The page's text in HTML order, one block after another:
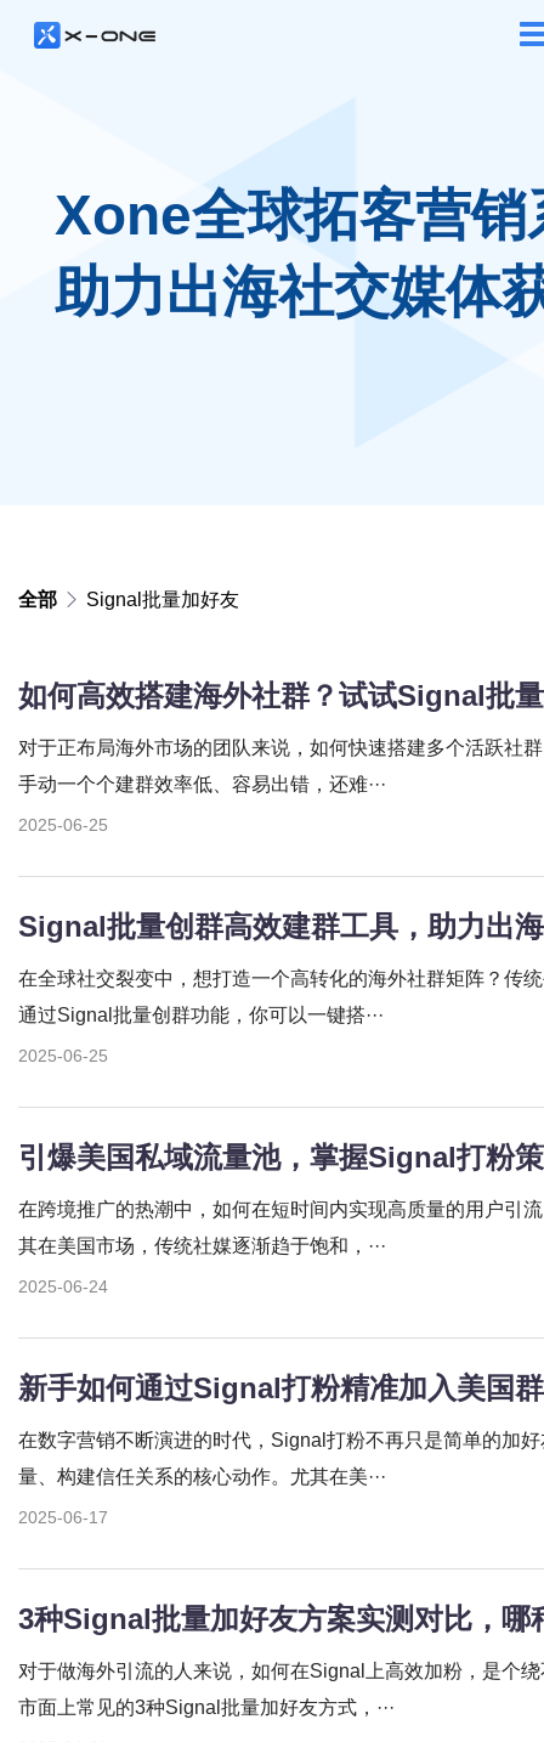
Xone全球拓客营销
助力出海社交媒体
全部 Signal批量加好友
如何高效搭建海外社群？试试Signal批
对于正布局海外市场的团队来说，如何快速搭建多个活跃社
手动一个个建群效率低、容易出错，还难···
2025-06-25
Signal批量创群高效建群工具，助力出
在全球社交裂变中，想打造一个高转化的海外社群矩阵？传
通过Signal批量创群功能，你可以一键搭···
2025-06-25
引爆美国私域流量池，掌握Signal打粉
在跨境推广的热潮中，如何在短时间内实现高质量的用户引
其在美国市场，传统社媒逐渐趋于饱和，···
2025-06-24
新手如何通过Signal打粉精准加入美国
在数字营销不断演进的时代，Signal打粉不再只是简单的加
量、构建信任关系的核心动作。尤其在美···
2025-06-17
3种Signal批量加好友方案实测对比，哪
对于做海外引流的人来说，如何在Signal上高效加粉，是个
市面上常见的3种Signal批量加好友方式，···